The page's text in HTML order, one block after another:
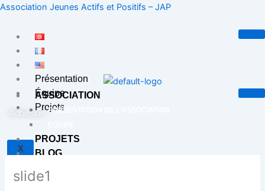
Aller
contenu
Association Jeunes Actifs et Positifs – JAP
Présentation
Équipe
Projets
X
ASSOCIATION
PRÉSENTATION DE L’ASSOCIATION
PROJETS
BLOG
Adhésion
slide1